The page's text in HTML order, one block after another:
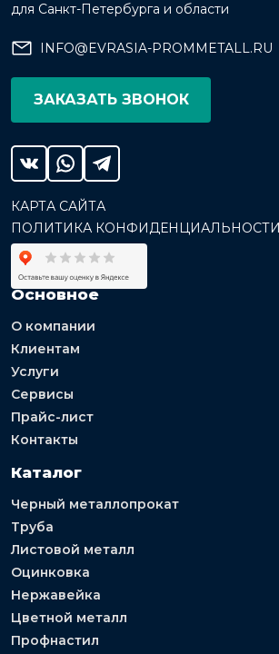
для Санкт-Петербурга и области
INFO@EVRASIA-PROMMETALL.RU
ЗАКАЗАТЬ ЗВОНОК
КАРТА САЙТА
ПОЛИТИКА КОНФИДЕНЦИАЛЬНОСТИ
Основное
О компании
Клиентам
Услуги
Сервисы
Прайс-лист
Контакты
Каталог
Черный металлопрокат
Труба
Листовой металл
Оцинковка
Нержавейка
Цветной металл
Профнастил